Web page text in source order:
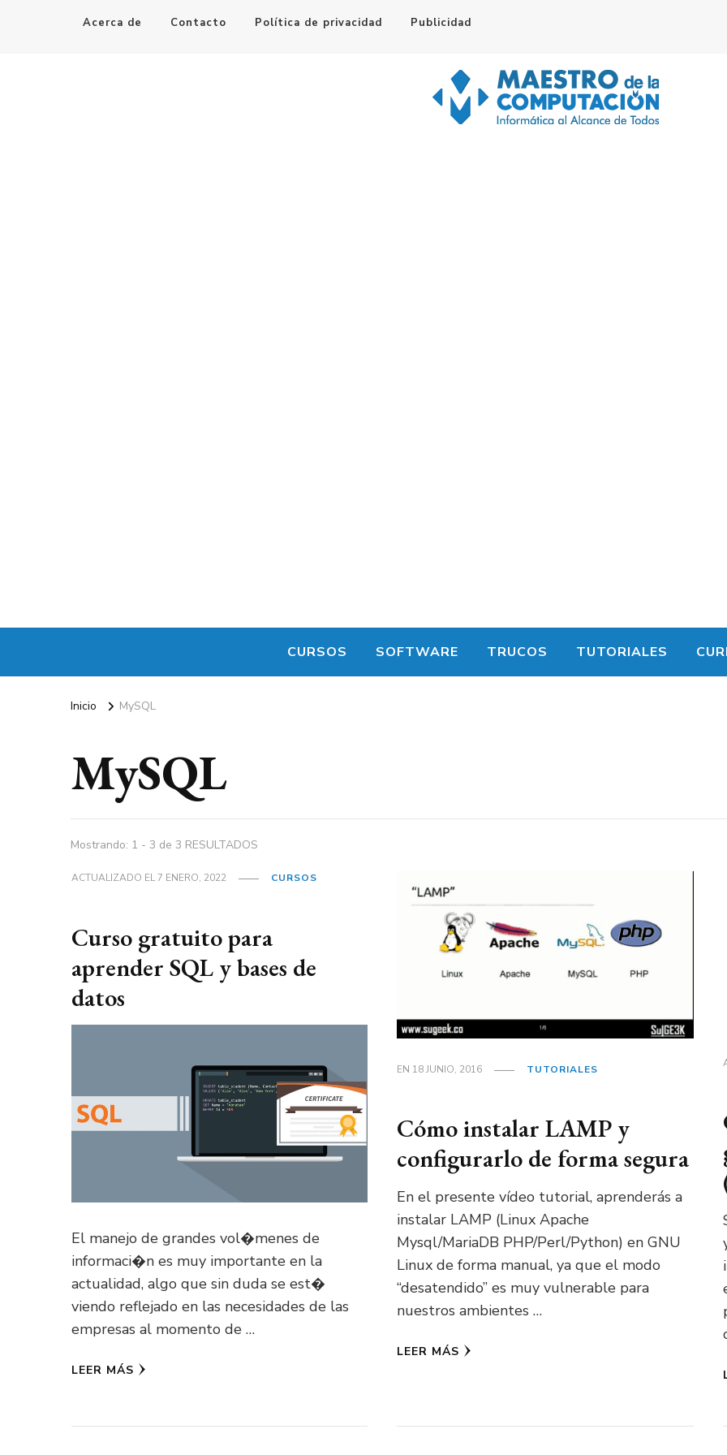
Acerca de Contacto Política de privacidad Publicidad
CURSOS SOFTWARE TRUCOS TUTORIALES
Inicio MySQL
MySQL
Mostrando: 1 - 3 de 3 RESULTADOS
ACTUALIZADO EL7 ENERO, 2022 CURSOS
Curso gratuito para
aprender SQL y bases de
datos
El manejo de grandes vol�menes de
informaci�n es muy importante en la
actualidad, algo que sin duda se est�
viendo reflejado en las necesidades de las
empresas al momento de …
LEER MÁS
EN 18 JUNIO, 2016 TUTORIALES
Cómo instalar LAMP y
configurarlo de forma segura
En el presente vídeo tutorial, aprenderás a
instalar LAMP (Linux Apache
Mysql/MariaDB PHP/Perl/Python) en GNU
Linux de forma manual, ya que el modo
“desatendido” es muy vulnerable para
nuestros ambientes …
LEER MÁS